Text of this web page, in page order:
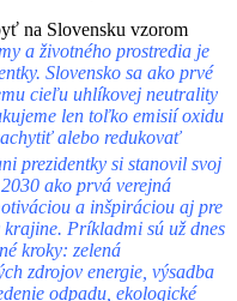
na Slovensku vzorom
a životného prostredia je
Slovensko sa ako prvé
cieľu uhlíkovej neutrality
len toľko emisií oxidu
alebo redukovať
prezidentky si stanovil svoj
ako prvá verejná
a inšpiráciou aj pre
krajine. Príkladmi sú už dnes
kroky: zelená
zdrojov energie, výsadba
odpadu, ekologické